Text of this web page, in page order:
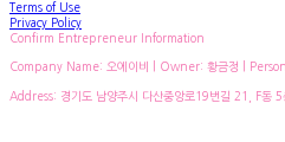
Terms of Use
Privacy Policy
Confirm Entrepreneur Information
Company Name: 오에이비 | Owner: 황금정 |
Address: 경기도 남양주시 다산중앙로19번길 21, F